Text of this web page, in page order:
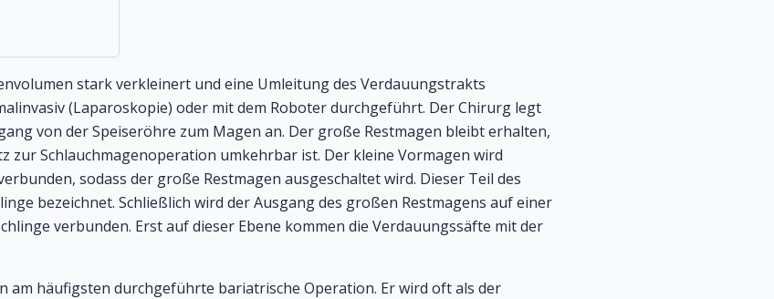
stark verkleinert und eine Umleitung des Verdauungstrakts
(Laparoskopie) oder mit dem Roboter durchgeführt. Der Chirurg legt
von der Speiseröhre zum Magen an. Der große Restmagen bleibt erhalten,
zur Schlauchmagenoperation umkehrbar ist. Der kleine Vormagen wird
sodass der große Restmagen ausgeschaltet wird. Dieser Teil des
bezeichnet. Schließlich wird der Ausgang des großen Restmagens auf einer
verbunden. Erst auf dieser Ebene kommen die Verdauungssäfte mit der
am häufigsten durchgeführte bariatrische Operation. Er wird oft als der